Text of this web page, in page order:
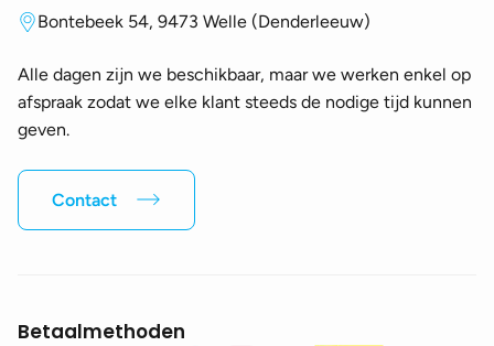
Bontebeek 54, 9473 Welle (Denderleeuw)
Alle dagen zijn we beschikbaar, maar we werken enkel op
afspraak zodat we elke klant steeds de nodige tijd kunnen
geven.
Contact
Betaalmethoden